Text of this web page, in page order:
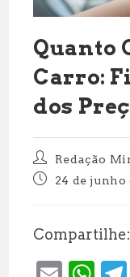
Quanto
Carro:
dos
Autor
do
post:
Redação
Post24 de junho
Compartilhe: